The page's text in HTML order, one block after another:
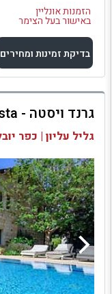
הזמנות אונליין
באישור בעל הצימר
בדיקת זמינות ומחירים
למתחם זה
בדיקת זמינות ומחירים
גרנד ויסטה - Grand Vista
גליל עליון | כפר